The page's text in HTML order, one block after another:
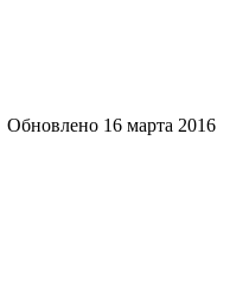
Обновлено 16 марта 2016